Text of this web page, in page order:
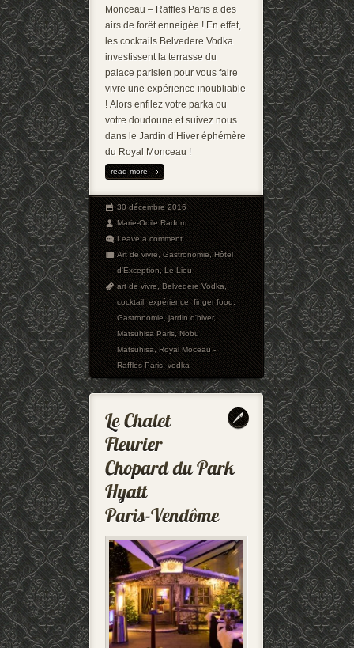
Monceau – Raffles Paris a des
airs de forêt enneigée ! En effet,
les cocktails Belvedere Vodka
investissent la terrasse du
palace parisien pour vous faire
vivre une expérience inoubliable
! Alors enfilez votre parka ou
votre doudoune et suivez nous
dans le Jardin d’Hiver éphémère
du Royal Monceau !
read more
30 décembre 2016
Marie-Odile Radom
Leave a comment
Art de vivre,Gastronomie,Hôtel
d'Exception,Le Lieu
art de vivre,Belvedere Vodka,
cocktail,expérience,finger food,
Gastronomie,jardin d'hiver,
Matsuhisa Paris,Nobu
Matsuhisa,Royal Moceau -
Raffles Paris,vodka